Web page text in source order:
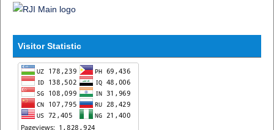
Visitor Statistic